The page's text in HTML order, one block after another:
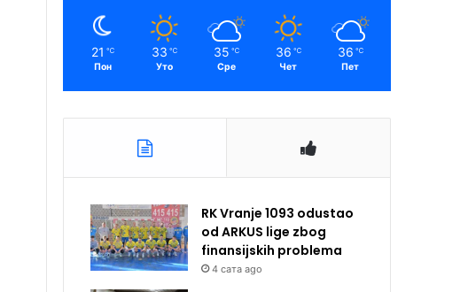
21 ℃
Пон
33 ℃
Уто
35 ℃
Сре
36 ℃
Чет
36 ℃
Пет
RK Vranje 1093 odustao
od ARKUS lige zbog
finansijskih problema
4 сата ago